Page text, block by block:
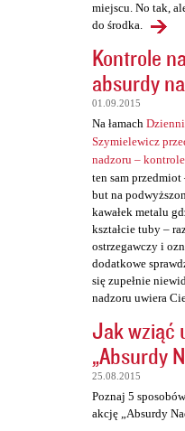
miejscu. No tak,
do środka.
Kontrole
absurdy
01.09.2015
Na łamach
Szymielewicz
nadzoru –
ten sam przedmiot
but na
kawałek metalu
kształcie tuby –
ostrzegawczy i
dodatkowe
się zupełnie
nadzoru uwiera
Jak wziąć
„Absurdy
25.08.2015
Poznaj 5
akcję „Absurdy